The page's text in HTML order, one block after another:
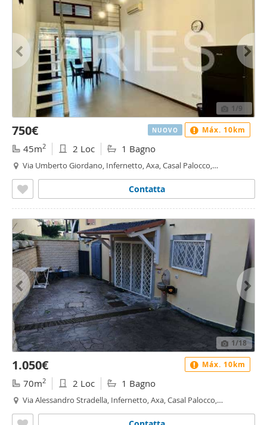
1/9
750€
45m2 2 Loc 1 Bagno
Via Umberto Giordano, Infernetto, Axa, Casal Palocco,
Contatta
NUOVO Máx. 10km
1/18
1.050€
70m2 2 Loc 1 Bagno
Via Alessandro Stradella, Infernetto, Axa, Casal Palocco,
Máx. 10km